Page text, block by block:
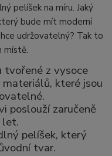
pelíšek na míru. Jaký
bude mít moderní
udržovatelný? Tak to
místě.
tvořené z vysoce
které jsou
poslouží zaručeně
let.
pelíšek, který
tvar.